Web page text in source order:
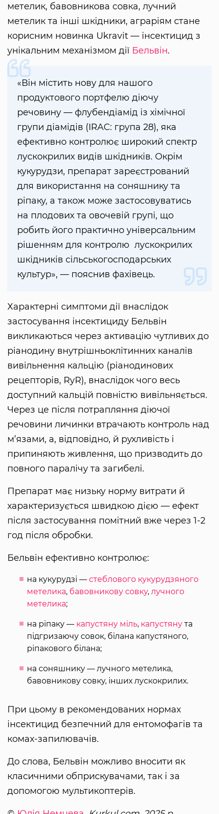
метелик, бавовникова совка, лучний
метелик та інші шкідники, аграріям стане
корисним новинка Ukravit — інсектицид з
унікальним механізмом дії Бельвін.
«Він містить нову для нашого
продуктового портфелю діючу
речовину — флубендіамід із хімічної
групи діамідів (IRAC: група 28), яка
ефективно контролює широкий спектр
лускокрилих видів шкідників. Окрім
кукурудзи, препарат зареєстрований
для використання на соняшнику та
ріпаку, а також може застосовуватись
на плодових та овочевій групі, що
робить його практично універсальним
рішенням для контролю лускокрилих
шкідників сільськогосподарських
культур», — пояснив фахівець.
Характерні симптоми дії внаслідок
застосування інсектициду Бельвін
викликаються через активацію чутливих до
ріанодину внутрішньоклітинних каналів
вивільнення кальцію (ріанодинових
рецепторів, RyR), внаслідок чого весь
доступний кальцій повністю вивільняється.
Через це після потрапляння діючої
речовини личинки втрачають контроль над
м’язами, а, відповідно, й рухливість і
припиняють живлення, що призводить до
повного паралічу та загибелі.
Препарат має низьку норму витрати й
характеризується швидкою дією — ефект
після застосування помітний вже через 1-2
год після обробки.
Бельвін ефективно контролює:
на кукурудзі — стеблового кукурудзяного
метелика, бавовникову совку, лучного
метелика;
на ріпаку — капустяну міль, капустяну та
підгризаючу совок, білана капустяного,
ріпакового білана;
на соняшнику — лучного метелика,
бавовникову совку, інших лускокрилих.
При цьому в рекомендованих нормах
інсектицид безпечний для ентомофагів та
комах-запилювачів.
До слова, Бельвін можливо вносити як
класичними обприскувачами, так і за
допомогою мультикоптерів.